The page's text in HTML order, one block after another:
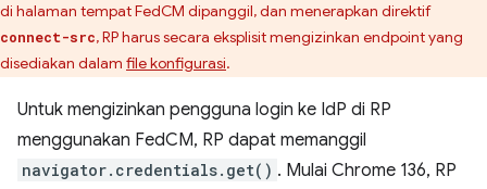
di halaman tempat FedCM dipanggil, dan menerapkan direktif
connect-src, RP harus secara eksplisit mengizinkan endpoint yang
disediakan dalam file konfigurasi.
Untuk mengizinkan pengguna login ke IdP di RP
menggunakan FedCM, RP dapat memanggil
navigator.credentials.get() . Mulai Chrome 136, RP